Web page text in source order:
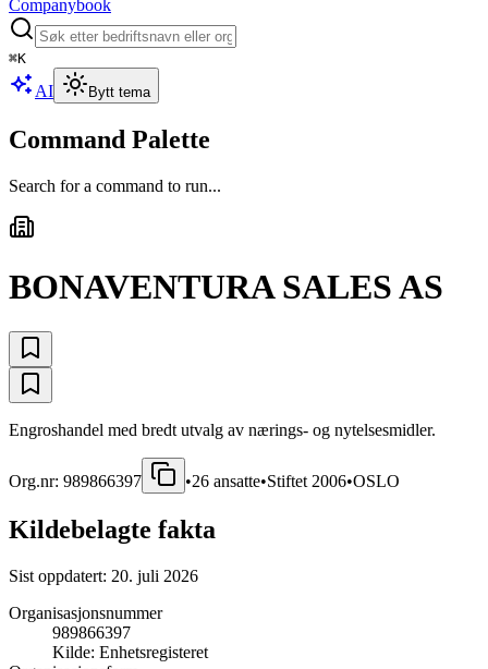
Companybook
⌘K
AI Bytt tema
Command Palette
Search for a command to run...
BONAVENTURA SALES AS
Engroshandel med bredt utvalg av nærings- og nytelsesmidler.
Org.nr: 989866397 •26 ansatte•Stiftet 2006•OSLO
Kildebelagte fakta
Sist oppdatert: 20. juli 2026
Organisasjonsnummer
989866397
Kilde: Enhetsregisteret